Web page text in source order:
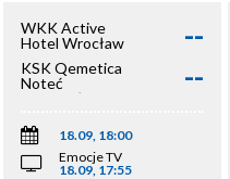
WKK Active
Hotel Wrocław
--
KSK Qemetica
Noteć
Inowrocław
--
18.09, 18:00
Emocje TV
18.09, 17:55